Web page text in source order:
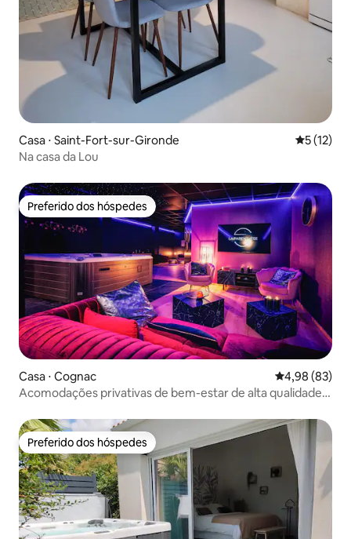
Casa ⋅ Saint-Fort-sur-Gironde 5 de uma
5 (12)
Na casa da Lou
Preferido dos hóspedes
Preferido dos hóspedes
Casa ⋅ Cognac 4,98 de uma
4,98 (83)
Acomodações privativas de bem-estar de alta qualidade
Preferido dos hóspedes
Preferido dos hóspedes